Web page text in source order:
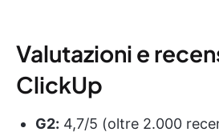
Valutazioni e
ClickUp
G2: 4,7/5 (oltre 2.000